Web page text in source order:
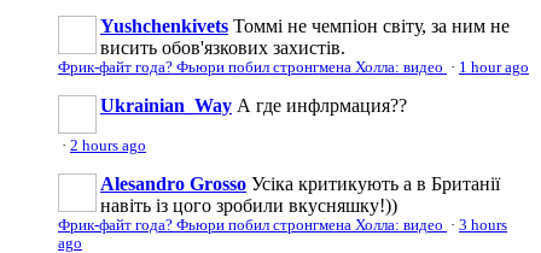
Yushchenkivets Томмі не чемпіон світу, за ним не
висить обов'язкових захистів.
Фрик-файт года? Фьюри побил стронгмена Холла: видео · 1 hour ago
Ukrainian_Way А где инфлрмация??
· 2 hours ago
Alesandro Grosso Усіка критикують а в Британії
навіть із цого зробили вкусняшку!))
Фрик-файт года? Фьюри побил стронгмена Холла: видео · 3 hours
ago